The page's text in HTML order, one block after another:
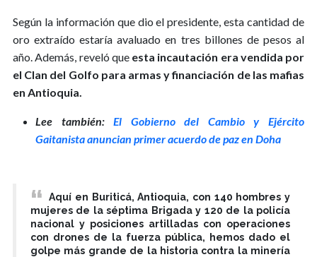
Según la información que dio el presidente, esta cantidad de
oro extraído estaría avaluado en tres billones de pesos al
año. Además, reveló que esta incautación era vendida por
el Clan del Golfo para armas y financiación de las mafias
en Antioquia.
Lee también:El Gobierno del Cambio y Ejército
Gaitanista anuncian primer acuerdo de paz en Doha
Aquí en Buriticá, Antioquia, con 140 hombres y
mujeres de la séptima Brigada y 120 de la policía
nacional y posiciones artilladas con operaciones
con drones de la fuerza pública, hemos dado el
golpe más grande de la historia contra la minería